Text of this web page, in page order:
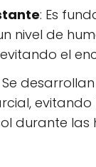
: Es
nivel de
el
Se
evitando
durante las